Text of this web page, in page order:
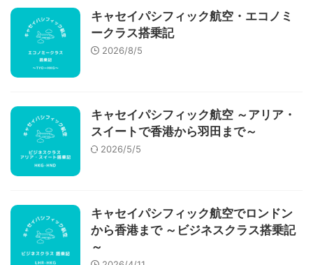
キャセイパシフィック航空・エコノミ
ークラス搭乗記
2026/8/5
キャセイパシフィック航空 ～アリア・
スイートで香港から羽田まで～
2026/5/5
キャセイパシフィック航空でロンドン
から香港まで ～ビジネスクラス搭乗記
～